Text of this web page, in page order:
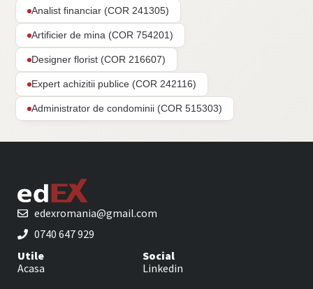
Analist financiar (COR 241305)
Artificier de mina (COR 754201)
Designer florist (COR 216607)
Expert achizitii publice (COR 242116)
Administrator de condominii (COR 515303)
edexromania@gmail.com
0740 647 929
Utile
Acasa
Social
Linkedin